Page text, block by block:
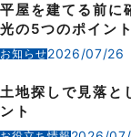
平屋を建てる前に
光の5つのポイント
お知らせ2026/07/26
土地探しで見落と
ント